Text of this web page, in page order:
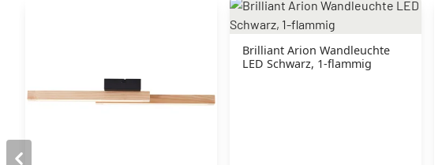
Brilliant Arion Wandleuchte
LED Schwarz, 1-flammig